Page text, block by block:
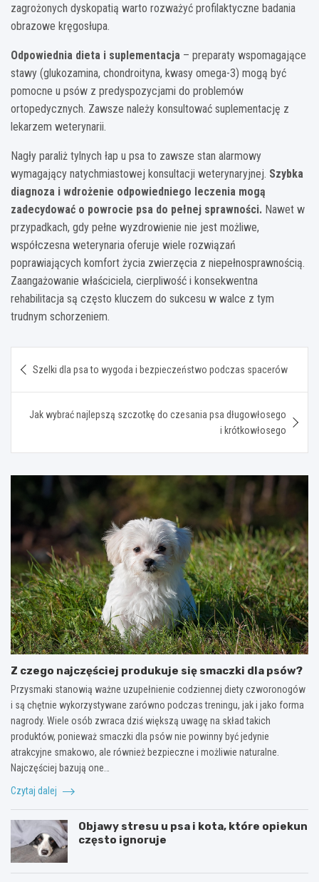
zagrożonych dyskopatią warto rozważyć profilaktyczne badania
obrazowe kręgosłupa.
Odpowiednia dieta i suplementacja – preparaty wspomagające
stawy (glukozamina, chondroityna, kwasy omega-3) mogą być
pomocne u psów z predyspozycjami do problemów
ortopedycznych. Zawsze należy konsultować suplementację z
lekarzem weterynarii.
Nagły paraliż tylnych łap u psa to zawsze stan alarmowy
wymagający natychmiastowej konsultacji weterynaryjnej. Szybka
diagnoza i wdrożenie odpowiedniego leczenia mogą
zadecydować o powrocie psa do pełnej sprawności. Nawet w
przypadkach, gdy pełne wyzdrowienie nie jest możliwe,
współczesna weterynaria oferuje wiele rozwiązań
poprawiających komfort życia zwierzęcia z niepełnosprawnością.
Zaangażowanie właściciela, cierpliwość i konsekwentna
rehabilitacja są często kluczem do sukcesu w walce z tym
trudnym schorzeniem.
wpisu
Szelki dla psa to wygoda i bezpieczeństwo podczas spacerów
Jak wybrać najlepszą szczotkę do czesania psa długowłosego
i krótkowłosego
Z czego najczęściej produkuje się smaczki dla psów?
Przysmaki stanowią ważne uzupełnienie codziennej diety czworonogów
i są chętnie wykorzystywane zarówno podczas treningu, jak i jako forma
nagrody. Wiele osób zwraca dziś większą uwagę na skład takich
produktów, ponieważ smaczki dla psów nie powinny być jedynie
atrakcyjne smakowo, ale również bezpieczne i możliwie naturalne.
Najczęściej bazują one…
Czytaj dalej
Objawy stresu u psa i kota, które opiekun
często ignoruje